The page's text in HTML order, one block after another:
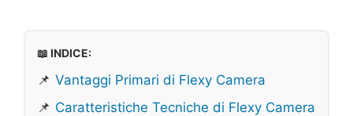
📖 INDICE:
📌 Vantaggi Primari di Flexy Camera
📌 Caratteristiche Tecniche di Flexy Camera